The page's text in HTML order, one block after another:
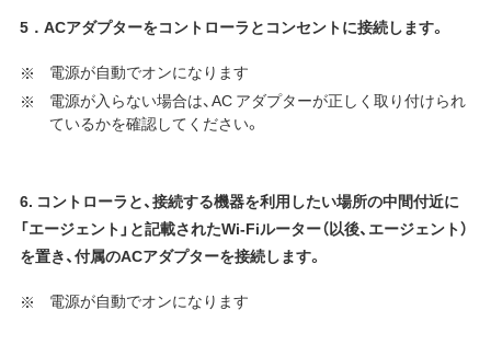
5．ACアダプターをコントローラとコンセントに接続します。
電源が自動でオンになります
電源が入らない場合は、AC アダプターが正しく取り付けられ
ているかを確認してください。
6. コントローラと、接続する機器を利用したい場所の中間付近に
「エージェント」と記載されたWi-Fiルーター（以後、エージェント）
を置き、付属のACアダプターを接続します。
電源が自動でオンになります